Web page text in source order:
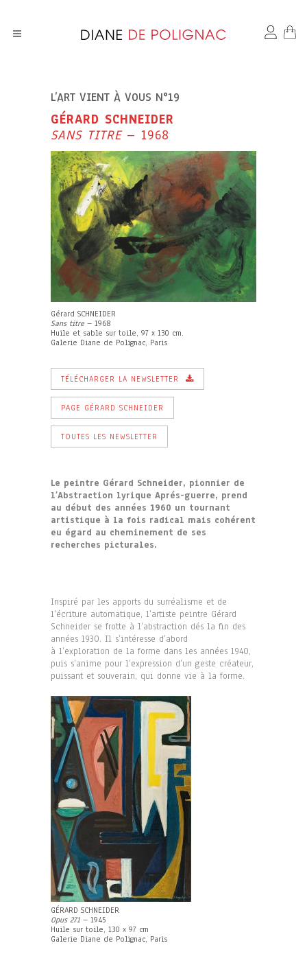
L’ART VIENT À VOUS N°19
GÉRARD SCHNEIDER
SANS TITRE– 1968
Gérard SCHNEIDER
Sans titre – 1968
Huile et sable sur toile, 97 x 130 cm.
Galerie Diane de Polignac, Paris
TÉLÉCHARGER LA NEWSLETTER
PAGE GÉRARD SCHNEIDER
TOUTES LES NEWSLETTER
Le peintre Gérard Schneider, pionnier de
l’Abstraction lyrique Aprés-guerre, prend
au début des années 1960 un tournant
artistique à la fois radical mais cohérent
eu égard au cheminement de ses
recherches picturales.
Inspiré par les apports du surréalisme et de
l’écriture automatique, l’artiste peintre Gérard
Schneider se frotte à l’abstraction dés la fin des
années 1930. Il s’intéresse d’abord
à l’exploration de la forme dans les années 1940,
puis s’anime pour l’expression d’un geste créateur,
puissant et souverain, qui donne vie à la forme.
GÉRARD SCHNEIDER
Opus 271 – 1945
Huile sur toile, 130 x 97 cm
Galerie Diane de Polignac, Paris